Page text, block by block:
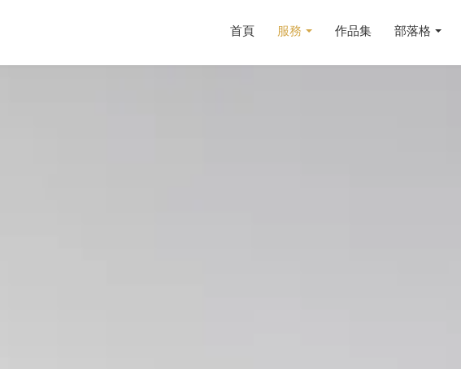
首頁 服務 作品集 部落格